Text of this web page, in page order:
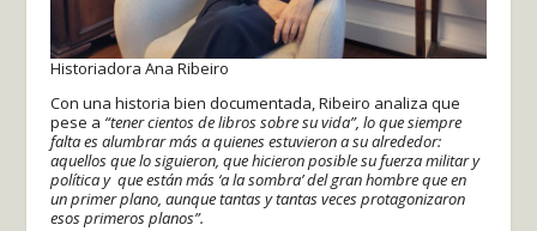
Historiadora Ana Ribeiro
Con una historia bien documentada, Ribeiro analiza que
pese a “tener cientos de libros sobre su vida”, lo que siempre
falta es alumbrar más a quienes estuvieron a su alrededor:
aquellos que lo siguieron, que hicieron posible su fuerza militar y
política y que están más ‘a la sombra’ del gran hombre que en
un primer plano, aunque tantas y tantas veces protagonizaron
esos primeros planos”.